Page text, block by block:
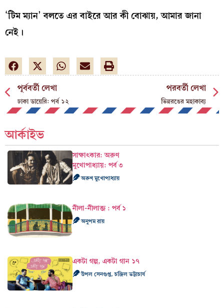
‘টিম ম্যান’বলতে এর বাইরে আর কী বোঝায়, আমার জানা
নেই।
পূর্ববর্তী লেখা
ঢাকা ডায়েরি: পর্ব ১২
পরবর্তী লেখা
ভিন্নরঙের মহাকাব্য
আর্কাইভ
সাক্ষাৎকার: অরুণ
মুখোপাধ্যায়: পর্ব ৩
অরুণ মুখোপাধ্যায়
নীলা-নীলাব্জ : পর্ব ১
অনুপম রায়
একটা গল্প, একটা গান ১৭
উপল সেনগুপ্ত, চন্দ্রিল ভট্টাচার্য